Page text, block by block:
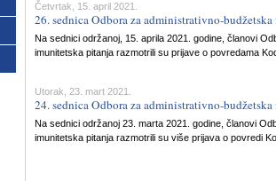
Četvrtak, 15. april 2021.
26. sednica Odbora za administrativno-
Na sednici održanoj, 15. aprila 2021. godine, članovi
imunitetska pitanja razmotrili su prijave o povredama
Utorak, 23. mart 2021.
24. sednica Odbora za administrativno-
Na sednici održanoj 23. marta 2021. godine, članovi
imunitetska pitanja razmotrili su više prijava o povredi